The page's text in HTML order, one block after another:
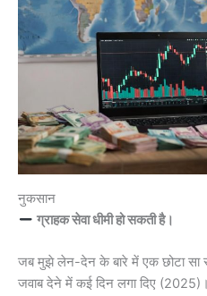
नुकसान
ग्राहक सेवा धीमी हो सकती है।
जब मुझे लेन-देन के बारे में एक छोटा सा
जवाब देने में कई दिन लगा दिए (2025)।